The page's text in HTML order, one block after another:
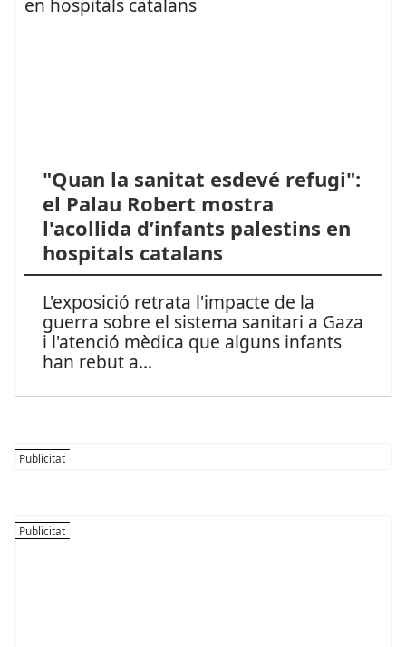
"Quan la sanitat esdevé refugi":
el Palau Robert mostra
l'acollida d’infants palestins en
hospitals catalans
L'exposició retrata l'impacte de la
guerra sobre el sistema sanitari a Gaza
i l'atenció mèdica que alguns infants
han rebut a...